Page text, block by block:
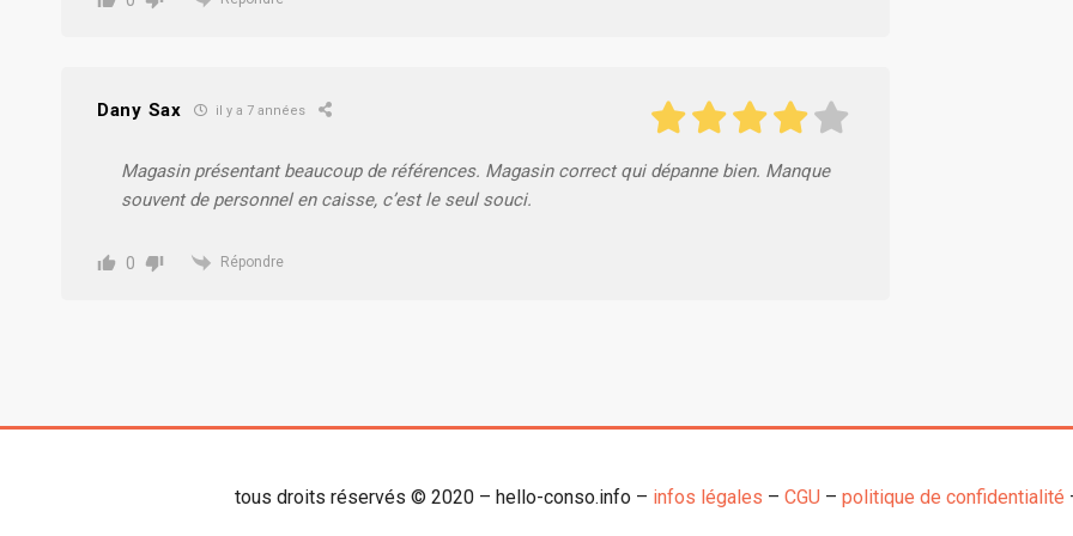
Dany Sax il y a 7 années
Magasin présentant beaucoup de références. Magasin correct qui dépanne bien. Manque
souvent de personnel en caisse, c’est le seul souci.
0 Répondre
tous droits réservés © 2020 – hello-conso.info – infos légales – CGU – politique de confidentialité